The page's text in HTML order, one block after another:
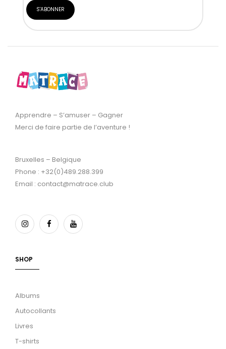
Apprendre – S’amuser – Gagner
Merci de faire partie de l’aventure !
Bruxelles – Belgique
Phone : +32(0)489.288.399
Email : contact@matrace.club
SHOP
Albums
Autocollants
Livres
T-shirts